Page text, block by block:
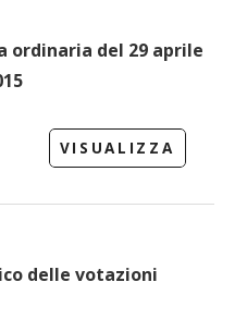
ordinaria del 29 aprile
VISUALIZZA
delle votazioni